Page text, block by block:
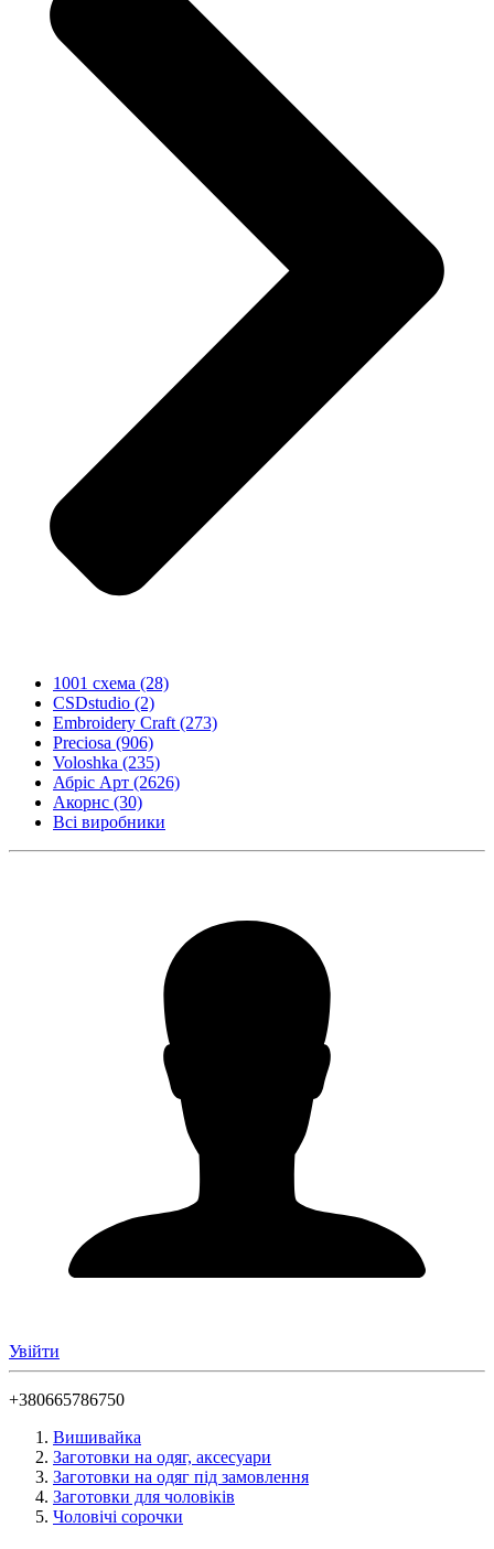
1001 схема (28)
CSDstudio (2)
Embroidery Craft (273)
Preciosa (906)
Voloshka (235)
Абріс Арт (2626)
Акорнс (30)
Всі виробники
Увійти
+380665786750
Вишивайка
Заготовки на одяг, аксесуари
Заготовки на одяг під замовлення
Заготовки для чоловіків
Чоловічі сорочки